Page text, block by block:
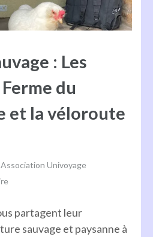
: Les
du
et la véloroute
Association Univoyage
partagent leur
sauvage et paysanne à